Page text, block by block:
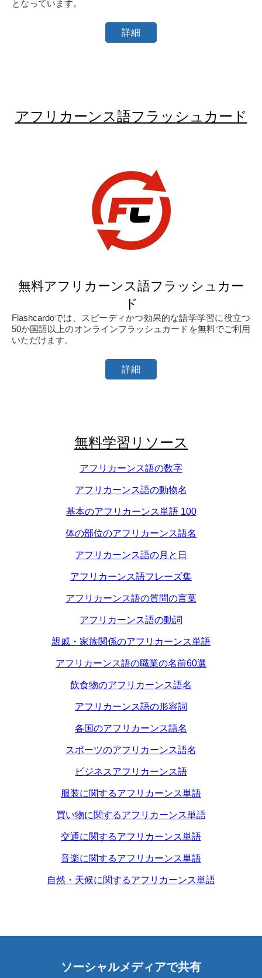
となっています。
詳細
アフリカーンス語フラッシュカード
無料アフリカーンス語フラッシュカー
ド
Flashcardoでは、スピーディかつ効果的な語学学習に役立つ
50か国語以上のオンラインフラッシュカードを無料でご利用
いただけます。
詳細
無料学習リソース
アフリカーンス語の数字
アフリカーンス語の動物名
基本のアフリカーンス単語 100
体の部位のアフリカーンス語名
アフリカーンス語の月と日
アフリカーンス語フレーズ集
アフリカーンス語の質問の言葉
アフリカーンス語の動詞
親戚・家族関係のアフリカーンス単語
アフリカーンス語の職業の名前60選
飲食物のアフリカーンス語名
アフリカーンス語の形容詞
各国のアフリカーンス語名
スポーツのアフリカーンス語名
ビジネスアフリカーンス語
服装に関するアフリカーンス単語
買い物に関するアフリカーンス単語
交通に関するアフリカーンス単語
音楽に関するアフリカーンス単語
自然・天候に関するアフリカーンス単語
ソーシャルメディアで共有